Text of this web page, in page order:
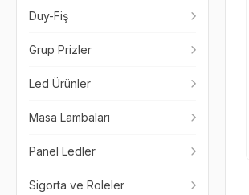
Duy-Fiş
Grup Prizler
Led Ürünler
Masa Lambaları
Panel Ledler
Sigorta ve Roleler